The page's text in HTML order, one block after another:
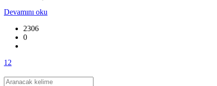
Devamını oku
2306
0
1 2